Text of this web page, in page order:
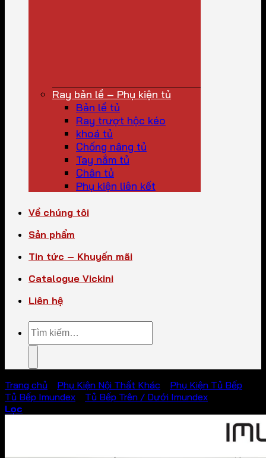
Ray bản lề – Phụ kiện tủ
Bản lề tủ
Ray trượt hộc kéo
khoá tủ
Chống nâng tủ
Tay nắm tủ
Chân tủ
Phụ kiện liên kết
Về chúng tôi
Sản phẩm
Tin tức – Khuyến mãi
Catalogue Vickini
Liên hệ
Tìm
kiếm:
Trang chủ Phụ Kiện Nội Thất Khác Phụ Kiện Tủ Bếp
Tủ Bếp Imundex
Tủ Bếp Trên / Dưới Imundex
Lọc